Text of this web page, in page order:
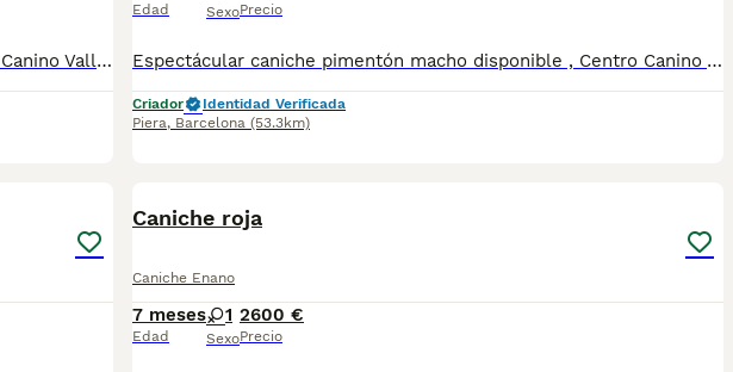
Precioso macho de caniche Apricot disponible , Centro Canino Vallbonica es mucho más que un centro de cría , es una familia comprometida con el bienestar animal y la cria responsable, por ello todos nuestros bebés nacen y se crían en nuestras instalaciones , asegurando así un correcto desarrollo y una magnífica socialización, consiguiendo en cada ejemplar un carácter juguetón y extrovertido algo primordial para su adaptación como un miembro más en tu familia . Se entregan con el carnet de vacunas con el plan correspondiente a su edad , desparasitados y microchip implantado y activado en registro de Anicom. Facilitamos junto al cachorro contrato de compra con garantías víricas de 15 días y congénitas de 1 año . Contamos con un gran equipo de profesionales entre los que se encuentran educadores, auxiliares y Veterinarios ofreciendo los controles sanitarios necesarios así como continua vigilancia asegurando su bienestar . Hacemos envíos a toda España con empresa de transporte privado, proporcionando un viaje confortable y ofreciendo las atenciones necesarias a nuestros bebés . Si estás interesado en alguno de nuestros ejemplares solicita información sin compromiso al 722269698 . También atendemos vía WhatsApp . PRECIO REAL ( incluye el IVA) . Núcleo zoológico B2501315
Edad SexoPrecio
Espectácular caniche pimentón macho disponible , Centro Canino Vallbonica es mucho más que un centro de cría , es una familia comprometida con el bienestar animal y la cria responsable, por ello todos nuestros bebés nacen y se crían en nuestras instalaciones , asegurando así un correcto desarrollo y una magnífica socialización, consiguiendo en cada ejemplar un carácter juguetón y extrovertido algo primordial para su adaptación como un miembro más en tu familia . Se entregan con el carnet de vacunas con el plan correspondiente a su edad , desparasitados y microchip implantado y activado en registro de Anicom. Facilitamos junto al cachorro contrato de compra con garantías víricas de 15 días y congénitas de 1 año . Contamos con un gran equipo de profesionales entre los que se encuentran educadores, auxiliares y Veterinarios ofreciendo los controles sanitarios necesarios así como continua vigilancia asegurando su bienestar . Hacemos envíos a toda España con empresa de transporte privado, proporcionando un viaje confortable y ofreciendo las atenciones necesarias a nuestros bebés . Si estás interesado en alguno de nuestros ejemplares solicita información sin compromiso al 722269698 . También atendemos vía WhatsApp . PRECIO REAL ( incluye el IVA) . Núcleo zoológico B2501315
Criador
Identidad Verificada
Piera, Barcelona (53.3km)
Caniche roja
Caniche Enano
7 meses
Edad
1
Sexo
2600 €
Precio